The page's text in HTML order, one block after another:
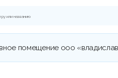
помещение ооо